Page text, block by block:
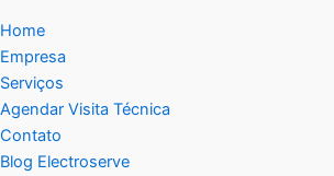
Home
Empresa
Serviços
Agendar Visita Técnica
Contato
Blog Electroserve